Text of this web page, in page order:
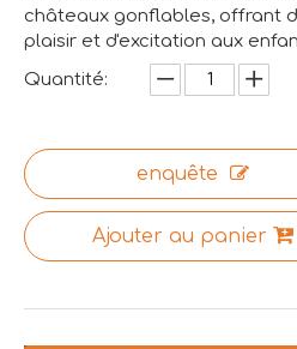
châteaux gonflables, offrant
plaisir et d'excitation aux
Quantité:
enquête
Ajouter au panier